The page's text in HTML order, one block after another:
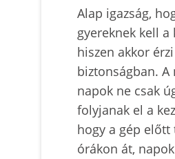
Alap igazság,
gyereknek kell a
hiszen akkor
biztonságban. A
napok ne csak
folyjanak el a
hogy a gép előtt
órákon át,